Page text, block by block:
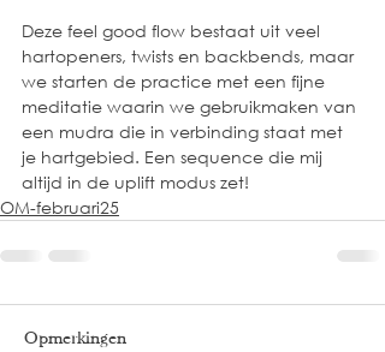
Deze feel good flow bestaat uit veel
hartopeners, twists en backbends, maar
we starten de practice met een fijne
meditatie waarin we gebruikmaken van
een mudra die in verbinding staat met
je hartgebied. Een sequence die mij
altijd in de uplift modus zet!
OM-februari25
Opmerkingen